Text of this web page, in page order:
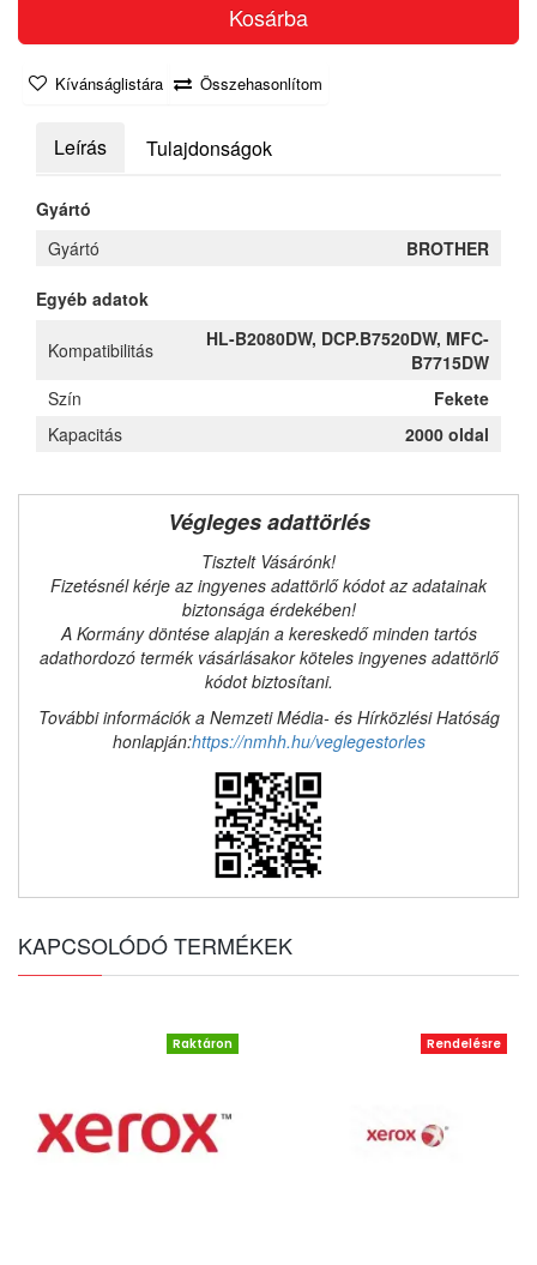
Kosárba
Kívánságlistára Összehasonlítom
Leírás Tulajdonságok
Gyártó
Gyártó
BROTHER
Egyéb adatok
Kompatibilitás
HL-B2080DW, DCP.B7520DW, MFC-
B7715DW
Szín
Fekete
Kapacitás
2000 oldal
Végleges adattörlés
Tisztelt Vásárónk!
Fizetésnél kérje az ingyenes adattörlő kódot az adatainak
biztonsága érdekében!
A Kormány döntése alapján a kereskedő minden tartós
adathordozó termék vásárlásakor köteles ingyenes adattörlő
kódot biztosítani.
További információk a Nemzeti Média- és Hírközlési Hatóság
honlapján:https://nmhh.hu/veglegestorles
KAPCSOLÓDÓ TERMÉKEK
Raktáron Rendelésre